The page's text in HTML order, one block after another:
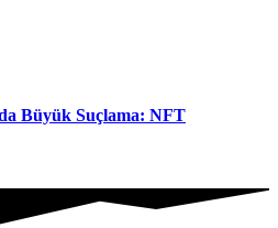
Büyük Suçlama: NFT